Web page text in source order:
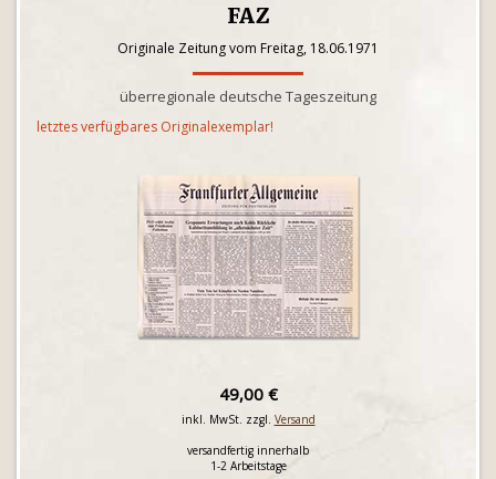
FAZ
Originale Zeitung vom Freitag, 18.06.1971
überregionale deutsche Tageszeitung
letztes verfügbares Originalexemplar!
49,00 €
inkl. MwSt. zzgl. Versand
versandfertig innerhalb
1-2 Arbeitstage